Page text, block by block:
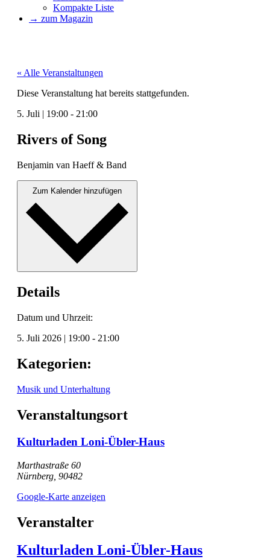
Kompakte Liste
→ zum Magazin
« Alle Veranstaltungen
Diese Veranstaltung hat bereits stattgefunden.
5. Juli | 19:00 - 21:00
Rivers of Song
Ben­jamin van Haeff & Band
Details
Datum und Uhrzeit:
5. Juli 2026 | 19:00 - 21:00
Kategorien:
Musik und Unterhaltung
Veranstaltungsort
Kulturladen Loni-Übler-Haus
Marthastraße 60
Nürnberg 90482
Google-Karte anzeigen
Veranstalter
Kulturladen Loni-Übler-Haus